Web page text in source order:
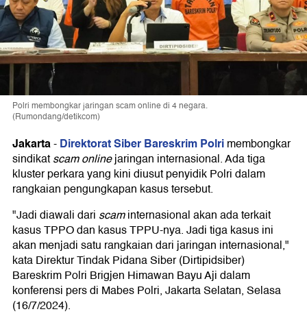
Polri membongkar jaringan scam online di 4 negara.
(Rumondang/detikcom)
Jakarta-Direktorat Siber Bareskrim Polrimembongkar
sindikatscam onlinejaringan internasional. Ada tiga
kluster perkara yang kini diusut penyidik Polri dalam
rangkaian pengungkapan kasus tersebut.
"Jadi diawali dari scaminternasional akan ada terkait
kasus TPPO dan kasus TPPU-nya. Jadi tiga kasus ini
akan menjadi satu rangkaian dari jaringan internasional,"
kata Direktur Tindak Pidana Siber (Dirtipidsiber)
Bareskrim Polri Brigjen Himawan Bayu Aji dalam
konferensi pers di Mabes Polri, Jakarta Selatan, Selasa
(16/7/2024).